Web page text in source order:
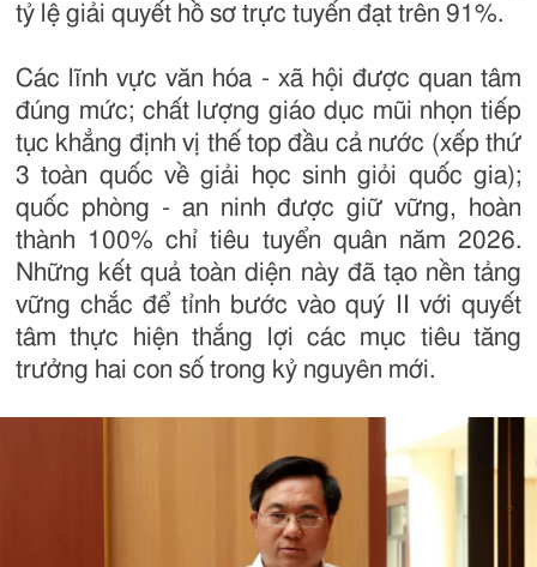
tỷ lệ giải quyết hồ sơ trực tuyến đạt trên 91%.
Các lĩnh vực văn hóa - xã hội được quan tâm
đúng mức; chất lượng giáo dục mũi nhọn tiếp
tục khẳng định vị thế top đầu cả nước (xếp thứ
3 toàn quốc về giải học sinh giỏi quốc gia);
quốc phòng - an ninh được giữ vững, hoàn
thành 100% chỉ tiêu tuyển quân năm 2026.
Những kết quả toàn diện này đã tạo nền tảng
vững chắc để tỉnh bước vào quý II với quyết
tâm thực hiện thắng lợi các mục tiêu tăng
trưởng hai con số trong kỷ nguyên mới.